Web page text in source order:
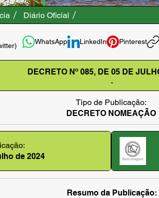
Diário Oficial
WhatsApp LinkedIn Pinterest
DECRETO Nº 085, DE 05 DE
-
Tipo de Publicação:
DECRETO NOMEAÇÃO
de 2024
Resumo da Publicação: